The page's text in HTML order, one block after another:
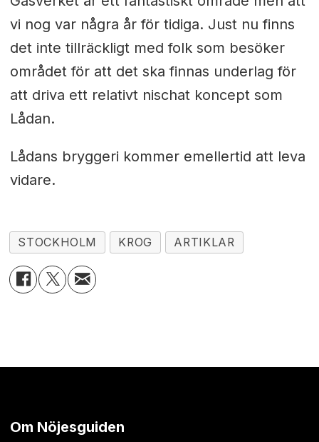
vi nog var några år för tidiga. Just nu finns
det inte tillräckligt med folk som besöker
området för att det ska finnas underlag för
att driva ett relativt nischat koncept som
Lådan.
Lådans bryggeri kommer emellertid att leva
vidare.
STOCKHOLM KROG ARTIKLAR
Om Nöjesguiden